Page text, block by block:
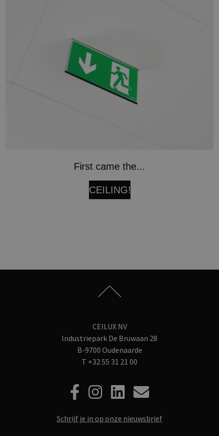
First came the...
CEILING!
CEILUX NV
Industriepark De Bruwaan 28
B-9700 Oudenaarde
T +32 55 31 21 00
Schrijf je in op onze nieuwsbrief